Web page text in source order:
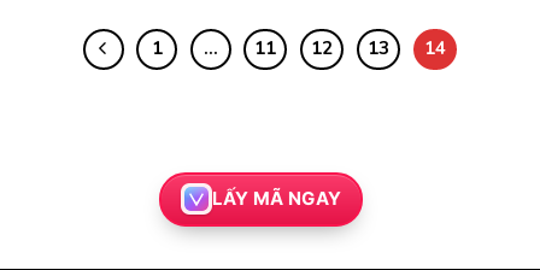
1 … 11 12 13 14
LẤY MÃ NGAY